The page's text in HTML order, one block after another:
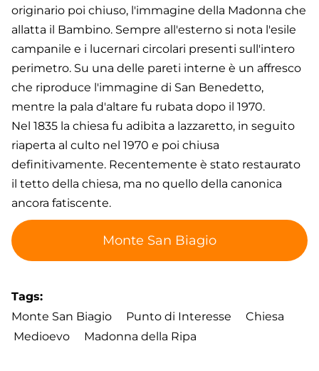
originario poi chiuso, l'immagine della Madonna che
allatta il Bambino. Sempre all'esterno si nota l'esile
campanile e i lucernari circolari presenti sull'intero
perimetro. Su una delle pareti interne è un affresco
che riproduce l'immagine di San Benedetto,
mentre la pala d'altare fu rubata dopo il 1970.
Nel 1835 la chiesa fu adibita a lazzaretto, in seguito
riaperta al culto nel 1970 e poi chiusa
definitivamente. Recentemente è stato restaurato
il tetto della chiesa, ma no quello della canonica
ancora fatiscente.
Monte San Biagio
Tags
Monte San Biagio
Punto di Interesse
Chiesa
Medioevo
Madonna della Ripa